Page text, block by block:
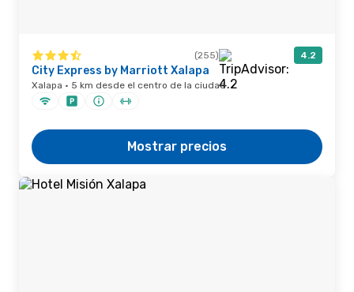
(255) 4.2
City Express by Marriott Xalapa
Xalapa · 5 km desde el centro de la ciudad
Mostrar precios